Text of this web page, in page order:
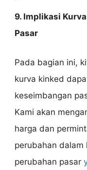
9. Implikasi
Pasar
Pada bagian ini,
kurva kinked
keseimbangan
Kami akan
harga dan
perubahan dalam
perubahan pasar